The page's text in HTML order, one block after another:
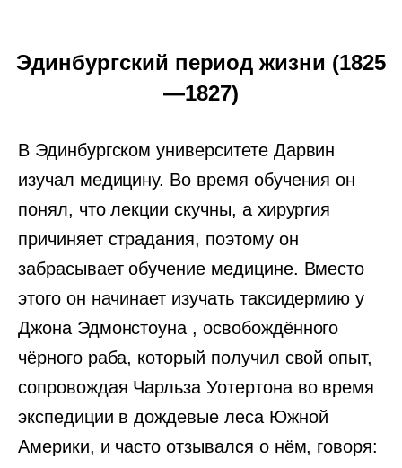
Эдинбургский период жизни (1825
—1827)
В Эдинбургском университете Дарвин
изучал медицину. Во время обучения он
понял, что лекции скучны, а хирургия
причиняет страдания, поэтому он
забрасывает обучение медицине. Вместо
этого он начинает изучать таксидермию у
Джона Эдмонстоуна , освобождённого
чёрного раба, который получил свой опыт,
сопровождая Чарльза Уотертона во время
экспедиции в дождевые леса Южной
Америки, и часто отзывался о нём, говоря: